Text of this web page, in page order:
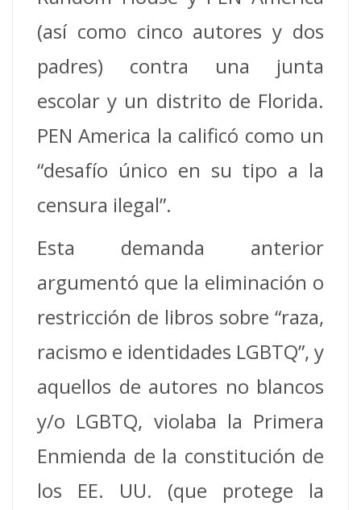
(así como cinco autores y dos
padres) contra una junta
escolar y un distrito de Florida.
PEN America la calificó como un
“desafío único en su tipo a la
censura ilegal”.
Esta demanda anterior
argumentó que la eliminación o
restricción de libros sobre “raza,
racismo e identidades LGBTQ”, y
aquellos de autores no blancos
y/o LGBTQ, violaba la Primera
Enmienda de la constitución de
los EE. UU. (que protege la